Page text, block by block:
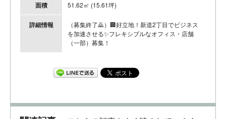
面積 51.62㎡ (15.61坪)
詳細情報
（募集終了🙇）🏢好立地！新道2丁目でビジネス
を加速させる✨フレキシブルなオフィス・店舗
（一部）募集！